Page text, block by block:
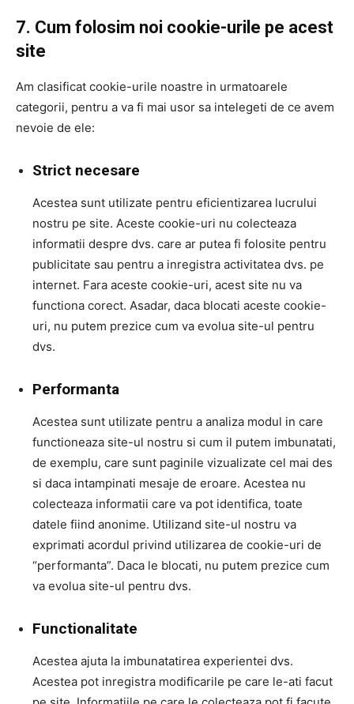
7. Cum folosim noi cookie-urile pe acest
site
Am clasificat cookie-urile noastre in urmatoarele
categorii, pentru a va fi mai usor sa intelegeti de ce avem
nevoie de ele:
Strict necesare
Acestea sunt utilizate pentru eficientizarea lucrului
nostru pe site. Aceste cookie-uri nu colecteaza
informatii despre dvs. care ar putea fi folosite pentru
publicitate sau pentru a inregistra activitatea dvs. pe
internet. Fara aceste cookie-uri, acest site nu va
functiona corect. Asadar, daca blocati aceste cookie-
uri, nu putem prezice cum va evolua site-ul pentru
dvs.
Performanta
Acestea sunt utilizate pentru a analiza modul in care
functioneaza site-ul nostru si cum il putem imbunatati,
de exemplu, care sunt paginile vizualizate cel mai des
si daca intampinati mesaje de eroare. Acestea nu
colecteaza informatii care va pot identifica, toate
datele fiind anonime. Utilizand site-ul nostru va
exprimati acordul privind utilizarea de cookie-uri de
“performanta”. Daca le blocati, nu putem prezice cum
va evolua site-ul pentru dvs.
Functionalitate
Acestea ajuta la imbunatatirea experientei dvs.
Acestea pot inregistra modificarile pe care le-ati facut